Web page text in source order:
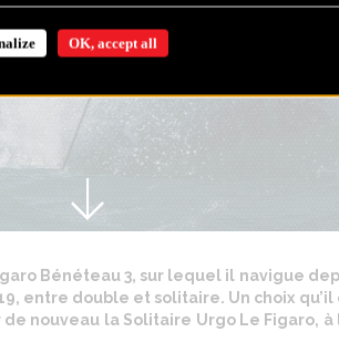
Bénéteau 3, sur lequel il navigue
entre double et solitaire. Un choix
nouveau la Solitaire Urgo Le Figaro,
OK, accept all